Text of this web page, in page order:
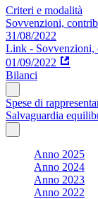
Criteri e modalità
Sovvenzioni,
31/08/2022
Link - Sovvenzioni,
01/09/2022
Bilanci
Spese di
Salvaguardia
Anno 2025
Anno 2024
Anno 2023
Anno 2022